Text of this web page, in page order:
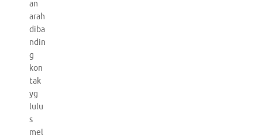
an
arah
diba
ndin
g
kon
tak
yg
lulu
s
mel